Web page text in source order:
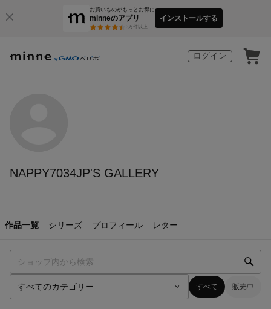
お買いものがもっとお得に
minneのアプリ
3万件以上
インストールする
ログイン
NAPPY7034JP'S GALLERY
作品一覧 シリーズ プロフィール レター
すべて 販売中